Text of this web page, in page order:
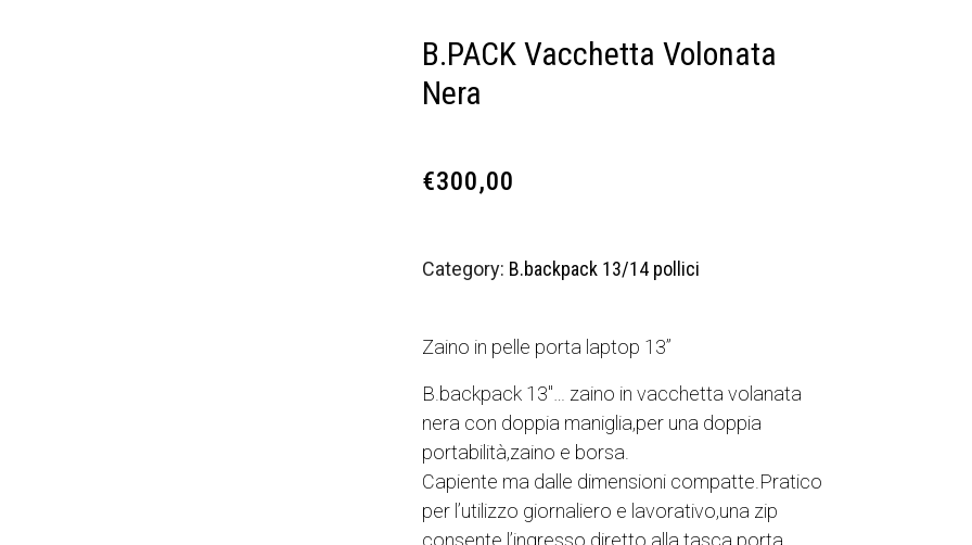
B.PACK Vacchetta Volonata
Nera
€300,00
Category: B.backpack 13/14 pollici
Zaino in pelle porta laptop 13”
B.backpack 13″… zaino in vacchetta volanata
nera con doppia maniglia,per una doppia
portabilità,zaino e borsa.
Capiente ma dalle dimensioni compatte.Pratico
per l’utilizzo giornaliero e lavorativo,una zip
consente l’ingresso diretto alla tasca porta